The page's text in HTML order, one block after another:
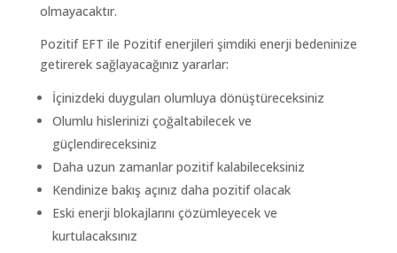
olmayacaktır.
Pozitif EFT ile Pozitif enerjileri şimdiki enerji bedeninize
getirerek sağlayacağınız yararlar:
İçinizdeki duyguları olumluya dönüştüreceksiniz
Olumlu hislerinizi çoğaltabilecek ve
güçlendireceksiniz
Daha uzun zamanlar pozitif kalabileceksiniz
Kendinize bakış açınız daha pozitif olacak
Eski enerji blokajlarını çözümleyecek ve
kurtulacaksınız